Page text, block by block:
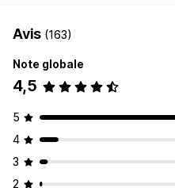
Avis (163)
Note globale
4,5
5
4
3
2